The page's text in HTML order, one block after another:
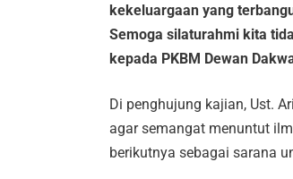
kekeluargaan yang
Semoga silaturahmi kita
kepada PKBM Dewan
Di penghujung kajian, Ust.
agar semangat menuntut
berikutnya sebagai sarana